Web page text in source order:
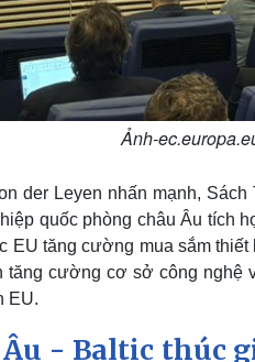
Ảnh-
der Leyen nhấn mạnh,
quốc phòng châu Âu tích
EU tăng cường mua sắm
cường cơ sở công nghệ
EU.
Âu - Baltic thúc